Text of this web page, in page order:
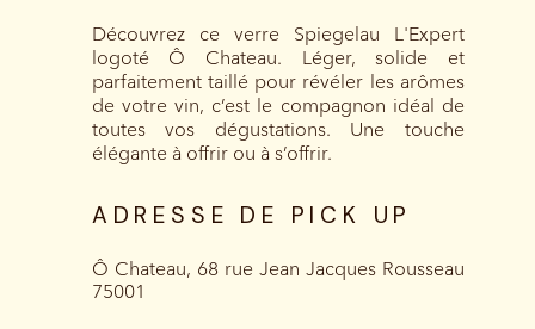
Découvrez ce verre Spiegelau L'Expert
logoté Ô Chateau. Léger, solide et
parfaitement taillé pour révéler les arômes
de votre vin, c’est le compagnon idéal de
toutes vos dégustations. Une touche
élégante à offrir ou à s’offrir.
ADRESSE DE PICK UP
Ô Chateau, 68 rue Jean Jacques Rousseau
75001